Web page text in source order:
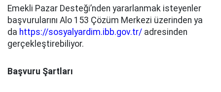
Emekli Pazar Desteği’nden yararlanmak isteyenler
başvurularını Alo 153 Çözüm Merkezi üzerinden ya
da https://sosyalyardim.ibb.gov.tr/ adresinden
gerçekleştirebiliyor.
Başvuru Şartları